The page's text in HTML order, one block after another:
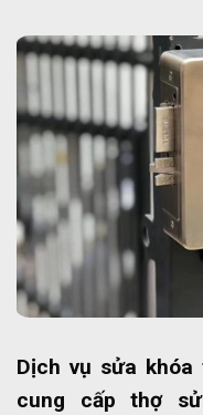
Dịch vụ sửa khóa
cung cấp thợ